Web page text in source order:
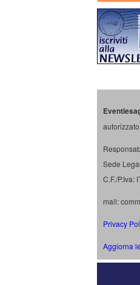
Sede
C.F./P.Iva:
mail:
Privacy
Aggiorna